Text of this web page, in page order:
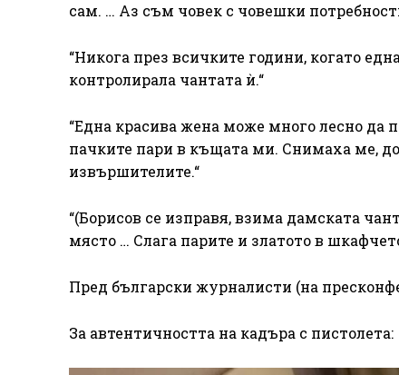
сам. … Аз съм човек с човешки
“Никога през всичките години, когато
контролирала чантата ѝ.“
“Една красива жена може много лесно да
пачките пари в къщата ми. Снимаха ме,
извършителите.“
“(Борисов се изправя, взима дамската
място … Слага парите и златото в
Пред български журналисти (на
За автентичността на кадъра с пистолета: